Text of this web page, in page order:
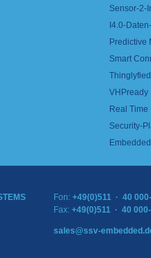
Sensor-2-
I4.0-
Predictive
Smart
VHPready
Real
Security-
Fon: +49(0)511 · 40
Fax: +49(0)511 · 40
sales@ssv-